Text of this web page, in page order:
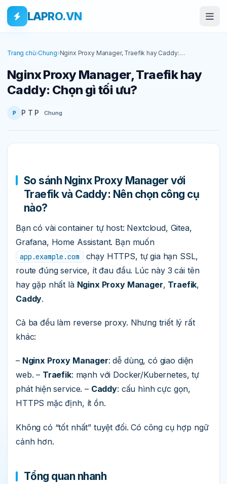
Skip to main content
Bỏ qua tới nội dung
LAPRO.VN
Trang chủ›Chung›Nginx Proxy Manager, Traefik hay Caddy:
Nginx Proxy Manager, Traefik hay
Caddy: Chọn gì tối ưu?
P P T P Chung
So sánh Nginx Proxy Manager với
Traefik và Caddy: Nên chọn công cụ
nào?
Bạn có vài container tự host: Nextcloud, Gitea,
Grafana, Home Assistant. Bạn muốn
app.example.com
chạy HTTPS, tự gia hạn SSL,
route đúng service, ít đau đầu. Lúc này 3 cái tên
hay gặp nhất là Nginx Proxy Manager, Traefik,
Caddy.
Cả ba đều làm reverse proxy. Nhưng triết lý rất
khác:
– Nginx Proxy Manager: dễ dùng, có giao diện
web. – Traefik: mạnh với Docker/Kubernetes, tự
phát hiện service. – Caddy: cấu hình cực gọn,
HTTPS mặc định, ít ồn.
Không có “tốt nhất” tuyệt đối. Có công cụ hợp ngữ
cảnh hơn.
Tổng quan nhanh